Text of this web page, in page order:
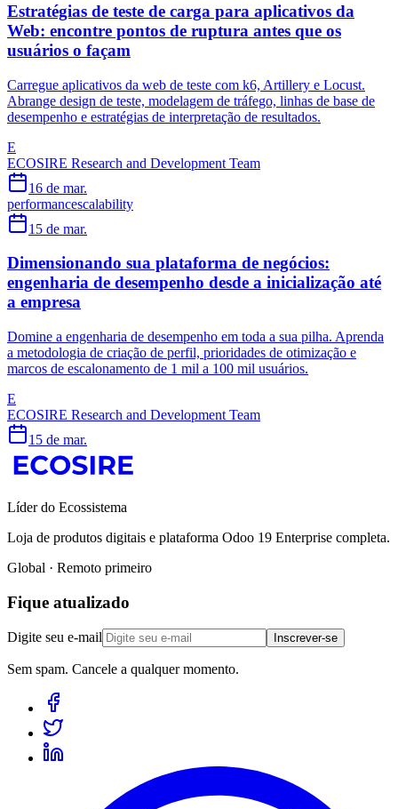
Estratégias de teste de carga para aplicativos da
Web: encontre pontos de ruptura antes que os
usuários o façam
Carregue aplicativos da web de teste com k6, Artillery e Locust.
Abrange design de teste, modelagem de tráfego, linhas de base de
desempenho e estratégias de interpretação de resultados.
E
ECOSIRE Research and Development Team
16 de mar.
performancescalability
15 de mar.
Dimensionando sua plataforma de negócios:
engenharia de desempenho desde a inicialização até
a empresa
Domine a engenharia de desempenho em toda a sua pilha. Aprenda
a metodologia de criação de perfil, prioridades de otimização e
marcos de escalonamento de 1 mil a 100 mil usuários.
E
ECOSIRE Research and Development Team
15 de mar.
Líder do Ecossistema
Loja de produtos digitais e plataforma Odoo 19 Enterprise completa.
Global · Remoto primeiro
Fique atualizado
Digite seu e-mail Inscrever-se
Sem spam. Cancele a qualquer momento.